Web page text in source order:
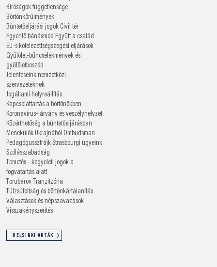
Bíróságok függetlensége
Börtönkörülmények
Büntetőeljárási jogok Civil tér
Egyenlő bánásmód Együtt a család
EU-s kötelezettségszegési eljárások
Gyűlölet-bűncselekmények és
gyűlöletbeszéd
Jelentéseink nemzetközi
szervezeteknek
Jogállami helyreállítás
Kapcsolattartás a börtönökben
Koronavírus-járvány és veszélyhelyzet
Közérthetőség a büntetőeljárásban
Menekülők Ukrajnából Ombudsman
Pedagógussztrájk Strasbourgi ügyeink
Szólásszabadság
Temetés - kegyeleti jogok a
fogvatartás alatt
Torubarov
Tranzitzóna
Túlzsúfoltság és börtönkártalanítás
Választások és népszavazások
Visszakényszerítés
HELSINKI AKTÁK